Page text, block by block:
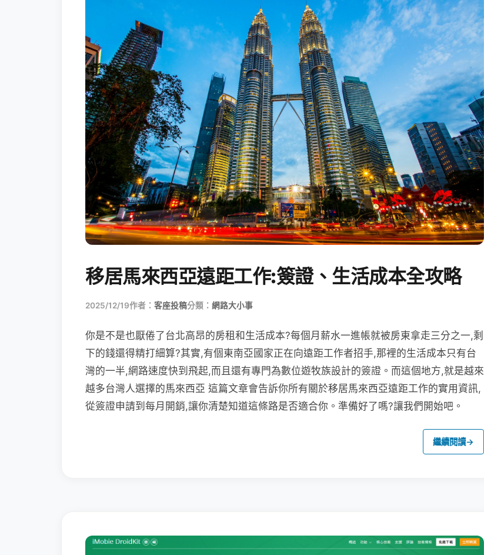
移居馬來西亞遠距工作:簽證、生活成本全攻略
2025/12/19作者： 客座投稿分類： 網路大小事
你是不是也厭倦了台北高昂的房租和生活成本?每個月薪水一進帳就被房東拿走三分之一,剩
下的錢還得精打細算?其實,有個東南亞國家正在向遠距工作者招手,那裡的生活成本只有台
灣的一半,網路速度快到飛起,而且還有專門為數位遊牧族設計的簽證。而這個地方,就是越來
越多台灣人選擇的馬來西亞 這篇文章會告訴你所有關於移居馬來西亞遠距工作的實用資訊,
從簽證申請到每月開銷,讓你清楚知道這條路是否適合你。準備好了嗎?讓我們開始吧。
繼續閱讀→